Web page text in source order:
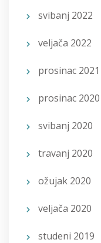
svibanj 2022
veljača 2022
prosinac 2021
prosinac 2020
svibanj 2020
travanj 2020
ožujak 2020
veljača 2020
studeni 2019